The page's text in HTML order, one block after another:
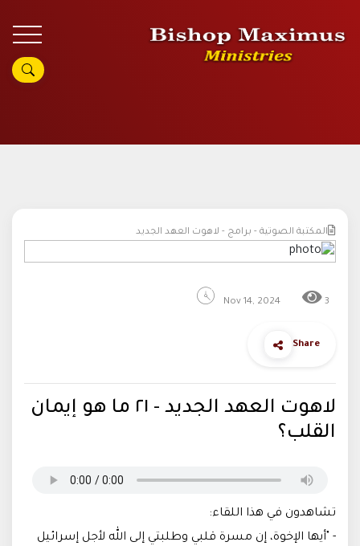
المكتبة الصوتية - برامج - لاهوت العهد الجديد
Nov 14, 2024 3
Share
لاهوت العهد الجديد - ٢١ ما هو إيمان
القلب؟
تشاهدون في هذا اللقاء:
- "أيها الإخوة، إن مسرة قلبي وطلبتي إلى الله لأجل إسرائيل